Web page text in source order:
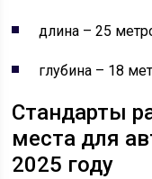
длина – 25
глубина – 18
Стандарты
места для
2025 году